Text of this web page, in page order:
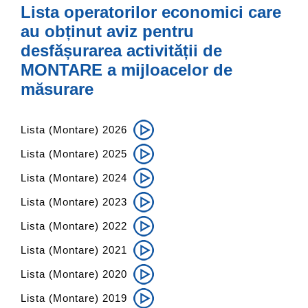
Lista operatorilor economici care
au obținut aviz pentru
desfășurarea activității de
MONTARE a mijloacelor de
măsurare
Lista (Montare) 2026
Lista (Montare) 2025
Lista (montare) 2024
Lista (montare) 2023
Lista (montare) 2022
Lista (montare) 2021
Lista (montare) 2020
Lista (montare) 2019